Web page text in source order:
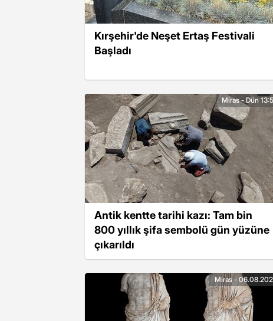
Kırşehir'de Neşet Ertaş Festivali
Başladı
Antik kentte tarihi kazı: Tam bin
800 yıllık şifa sembolü gün yüzüne
çıkarıldı
Miras - Dün
Miras -